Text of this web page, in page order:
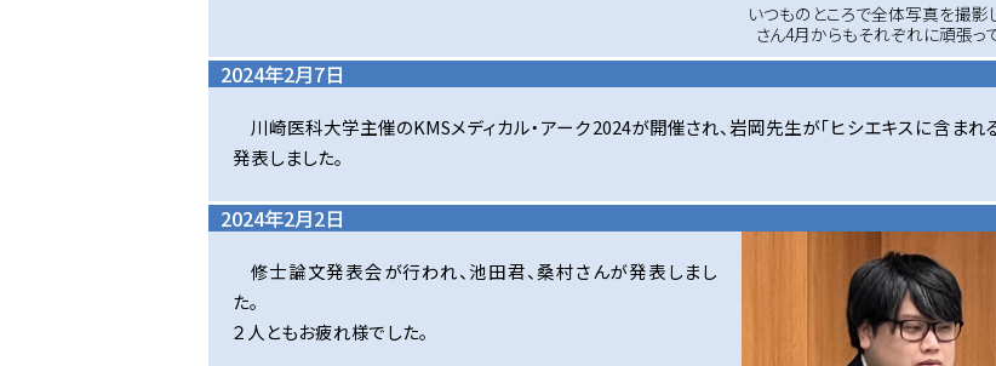
いつものところで全体写真を撮影
さん4月からもそれぞれに頑張っ
2024年2月7日
川崎医科大学主催のKMSメディカル・アーク2024が開催され、岩岡先生が「ヒシエキスに含まれ
発表しました。
2024年2月2日
修士論文発表会が行われ、池田君、桑村さんが発表しまし
た。
２人ともお疲れ様でした。